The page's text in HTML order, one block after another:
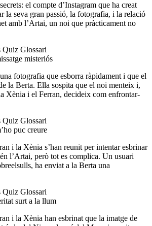
el compte d’Instagram que ha creat
la seva gran passió, la fotografia, i la relació
amb l’Artai, un noi que pràcticament no
Quiz Glossari
misteriós
fotografia que esborra ràpidament i que el
la Berta. Ella sospita que el noi menteix i,
Xènia i el Ferran, decideix com enfrontar-
Quiz Glossari
puc creure
i la Xènia s’han reunit per intentar esbrinar
l’Artai, però tot es complica. Un usuari
ha enviat a la Berta una
Quiz Glossari
surt a la llum
i la Xènia han esbrinat que la imatge de